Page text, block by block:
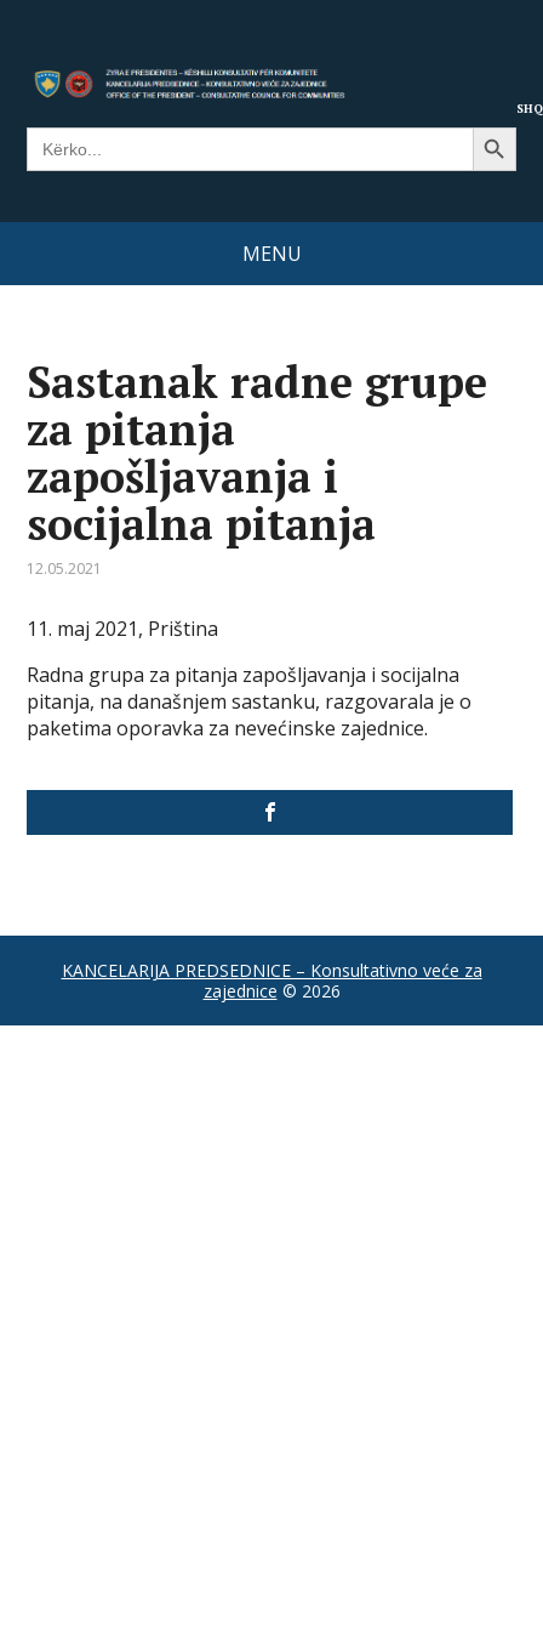
Search
for:
Search Button
MENU
Sastanak radne grupe
za pitanja
zapošljavanja i
socijalna pitanja
12.05.2021
11. maj 2021, Priština
Radna grupa za pitanja zapošljavanja i socijalna
pitanja, na današnjem sastanku, razgovarala je o
paketima oporavka za nevećinske zajednice.
KANCELARIJA PREDSEDNICE – Konsultativno veće za
zajednice © 2026